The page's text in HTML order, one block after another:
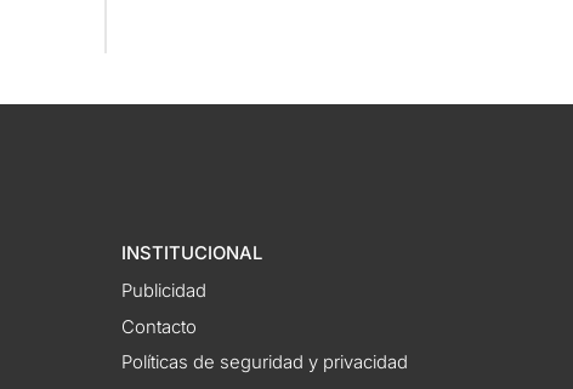
INSTITUCIONAL
Publicidad
Contacto
Políticas de seguridad y privacidad